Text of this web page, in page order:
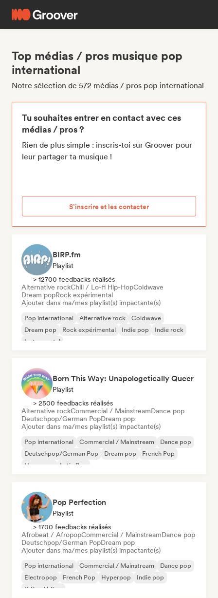
Top médias / pros musique pop
international
Notre sélection de 572 médias / pros pop international
Tu souhaites entrer en contact avec ces
médias / pros ?
Rien de plus simple : inscris-toi sur Groover pour
leur partager ta musique !
S’inscrire et les contacter
BIRP.fm
Playlist
> 12700 feedbacks réalisés
Alternative rockChill / Lo-fi Hip-HopColdwave
Dream popRock expérimental
Ajouter dans ma/mes playlist(s) impactante(s)
Pop international Alternative rock
Coldwave
Dream pop
Rock expérimental Indie pop
Indie rock
Instrumental
Born This Way: Unapologetically Queer
Playlist
> 2500 feedbacks réalisés
Alternative rockCommercial / MainstreamDance pop
Deutschpop/German PopDream pop
Ajouter dans ma/mes playlist(s) impactante(s)
Pop international Commercial / Mainstream
Dance pop
Deutschpop/German Pop
Dream pop
French Pop
Hyperpop
Latin Pop
Pop Perfection
Playlist
> 1700 feedbacks réalisés
Afrobeat / AfropopCommercial / MainstreamDance pop
Deutschpop/German PopDream pop
Ajouter dans ma/mes playlist(s) impactante(s)
Pop international Commercial / Mainstream
Dance pop
Electropop
French Pop Hyperpop
Indie pop
K-Pop/J-Pop